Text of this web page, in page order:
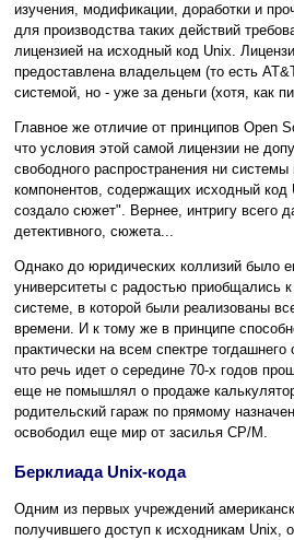
изучения, модификации, доработки и
для производства таких действий
лицензией на исходный код Unix.
предоставлена владельцем (то есть
системой, но - уже за деньги (хотя, как
Главное же отличие от принципов Open
что условия этой самой лицензии не
свободного распространения ни
компонентов, содержащих исходный код
создало сюжет". Вернее, интригу всего
детективного, сюжета...
Однако до юридических коллизий было
университеты с радостью приобщались
системе, в которой были реализованы
времени. И к тому же в принципе
практически на всем спектре
что речь идет о середине 70-х годов
еще не помышлял о продаже
родительский гараж по прямому
освободил еще мир от засилья CP/M.
Берклиада Unix-кода
Одним из первых учреждений
получившего доступ к исходникам Unix,